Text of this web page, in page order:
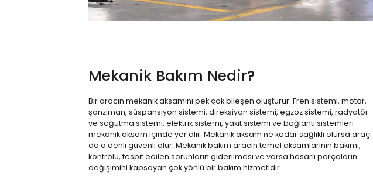
Mekanik Bakım Nedir?
Bir aracın mekanik aksamını pek çok bileşen oluşturur. Fren sistemi, motor,
şanzıman, süspansiyon sistemi, direksiyon sistemi, egzoz sistemi, radyatör
ve soğutma sistemi, elektrik sistemi, yakıt sistemi ve bağlantı sistemleri
mekanik aksam içinde yer alır. Mekanik aksam ne kadar sağlıklı olursa araç
da o denli güvenli olur. Mekanik bakım aracın temel aksamlarının bakımı,
kontrolü, tespit edilen sorunların giderilmesi ve varsa hasarlı parçaların
değişimini kapsayan çok yönlü bir bakım hizmetidir.